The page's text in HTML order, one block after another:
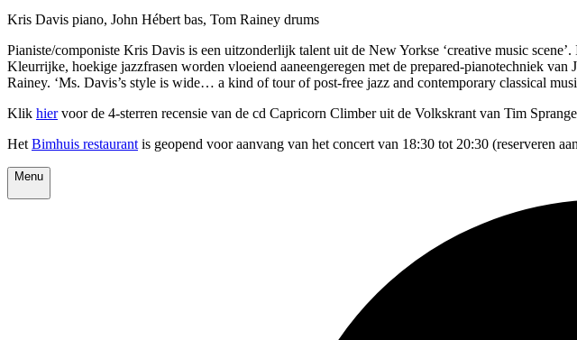
Kris Davis piano, John Hébert bas, Tom Rainey drums
Pianiste/componiste Kris Davis is een uitzonderlijk talent uit de New Yorkse ‘creative music
Kleurrijke, hoekige jazzfrasen worden vloeiend aaneengeregen met de prepared-pianotechniek
Rainey. ‘Ms. Davis’s style is wide… a kind of tour of post-free jazz and contemporary classical
Klik hiervoor de 4-sterren recensie van de cd Capricorn Climber uit de Volkskrant van Tim
Het Bimhuis restaurant is geopend voor aanvang van het concert van 18:30 tot 20:30 (reserveren
Menu